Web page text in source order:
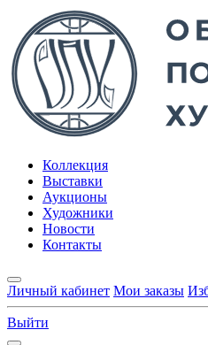
Коллекция
Выставки
Аукционы
Художники
Новости
Контакты
Личный кабинет Мои заказы
Выйти